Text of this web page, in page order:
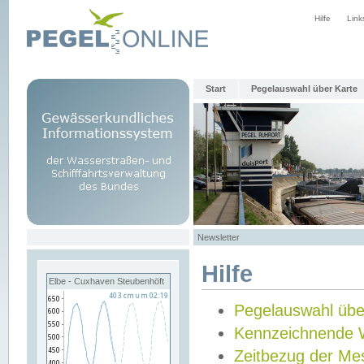
Hilfe
Start Pegelauswahl über Karte
Newsletter
Elbe - Cuxhaven Steubenhöft Hilfe
Pegelauswahl
Kennzeichnende
Zeitbezug der